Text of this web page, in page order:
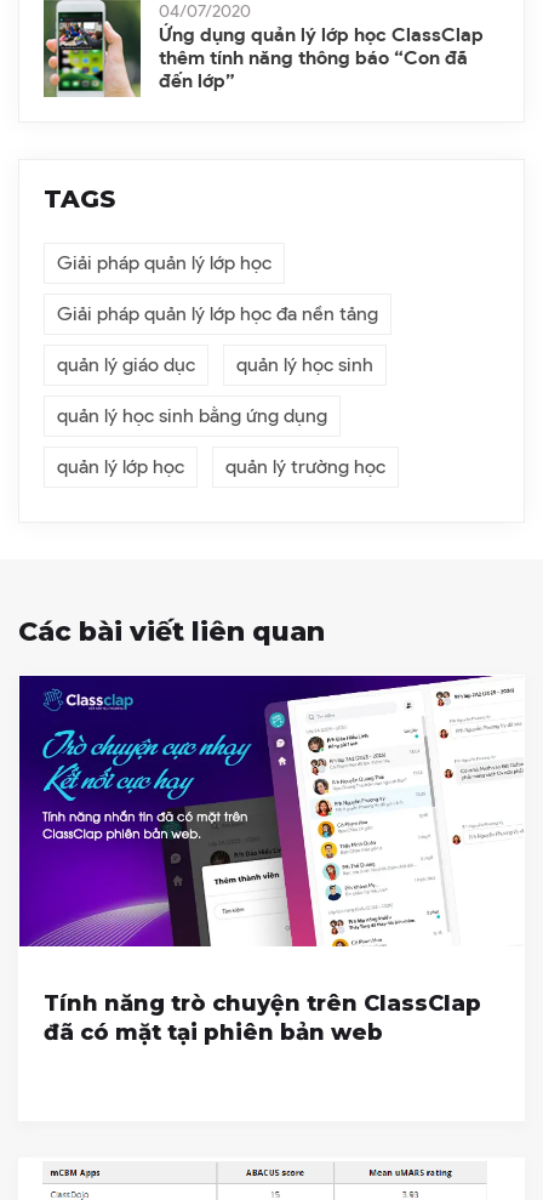
04/07/2020
Ứng dụng quản lý lớp học ClassClap
thêm tính năng thông báo “Con đã
đến lớp”
TAGS
Giải pháp quản lý lớp học
Giải pháp quản lý lớp học đa nền tảng
quản lý giáo dục quản lý học sinh
quản lý học sinh bằng ứng dụng
quản lý lớp học quản lý trường học
Các bài viết liên quan
Tính năng trò chuyện trên ClassClap
đã có mặt tại phiên bản web